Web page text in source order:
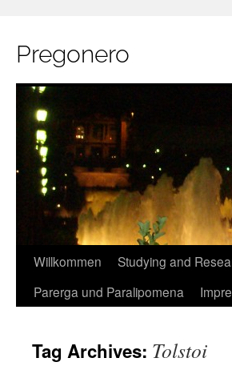
Pregonero
Skip
Willkommen Studying and
Parerga und Paralipomena
Tag Archives: Tolstoi